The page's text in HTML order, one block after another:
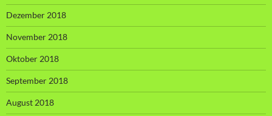
Dezember 2018
November 2018
Oktober 2018
September 2018
August 2018